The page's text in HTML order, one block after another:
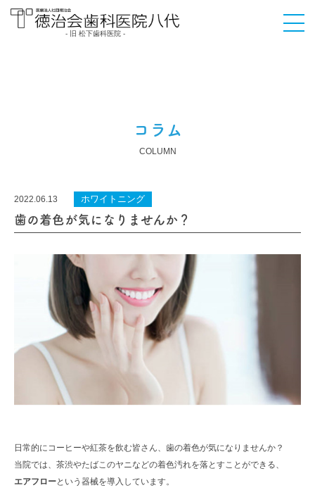
- 旧 松下歯科医院 -
コラム
COLUMN
2022.06.13 ホワイトニング
歯の着色が気になりませんか？
日常的にコーヒーや紅茶を飲む皆さん、歯の着色が気になりませんか？
当院では、茶渋やたばこのヤニなどの着色汚れを落とすことができる、
エアフローという器械を導入しています。